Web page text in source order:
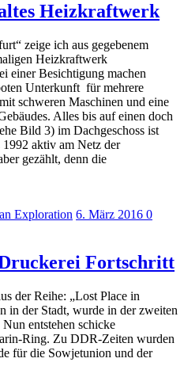
Heizkraftwerk
zeige ich aus gegebenem
Heizkraftwerk
einer Besichtigung machen
Unterkunft für mehrere
schweren Maschinen und eine
Alles bis auf einen doch
Bild 3) im Dachgeschoss ist
aktiv am Netz der
gezählt, denn die
Exploration 6. März 2016 0
Fortschritt
der Reihe: „Lost Place in
in der Stadt, wurde in der zweiten
entstehen schicke
Ring. Zu DDR-Zeiten wurden
für die Sowjetunion und der